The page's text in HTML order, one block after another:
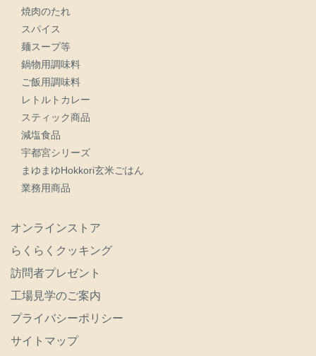
焼肉のたれ
スパイス
麺スープ等
鍋物用調味料
ご飯用調味料
レトルトカレー
スティック商品
減塩食品
宇都宮シリーズ
まゆまゆHokkori玄米ごはん
業務用商品
オンラインストア
らくらくクッキング
訪問者プレゼント
工場見学のご案内
プライバシーポリシー
サイトマップ